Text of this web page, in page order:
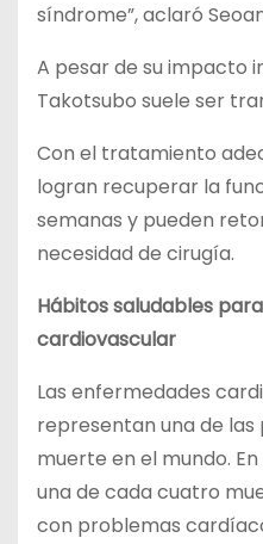
síndrome”, aclaró
A pesar de su impacto
Takotsubo suele ser
Con el tratamiento
logran recuperar la
semanas y pueden
necesidad de cirugía.
Hábitos saludables
cardiovascular
Las enfermedades
representan una de las
muerte en el mundo.
una de cada cuatro
con problemas